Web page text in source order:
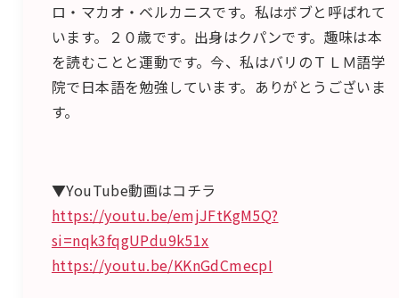
ロ・マカオ・ベルカニスです。私はボブと呼ばれて
います。２０歳です。出身はクパンです。趣味は本
を読むことと運動です。今、私はバリのＴＬＭ語学
院で日本語を勉強しています。ありがとうございま
す。
▼YouTube動画はコチラ
https://youtu.be/emjJFtKgM5Q?
si=nqk3fqgUPdu9k51x
https://youtu.be/KKnGdCmecpI